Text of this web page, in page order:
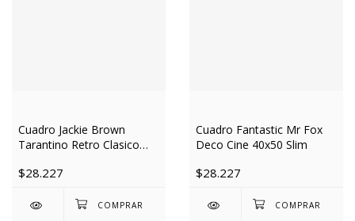
Cuadro Jackie Brown
Tarantino Retro Clasico
$28.227
Cuadro Fantastic Mr Fox
Deco Cine 40x50 Slim
$28.227